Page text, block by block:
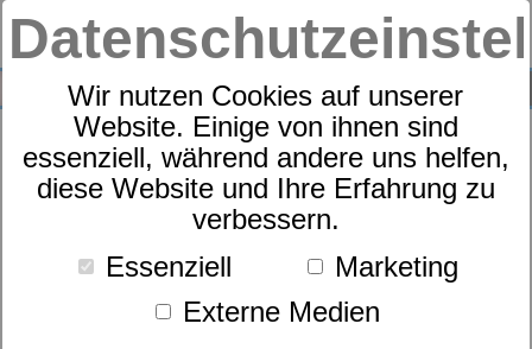
Wir nutzen Cookies auf unserer
Website. Einige von ihnen sind
essenziell, während andere uns helfen,
diese Website und Ihre Erfahrung zu
verbessern.
Essenziell
Marketing
Externe Medien
SUCHE
0
Bettwäsche Flanell allover
Karo 19205 mit RV